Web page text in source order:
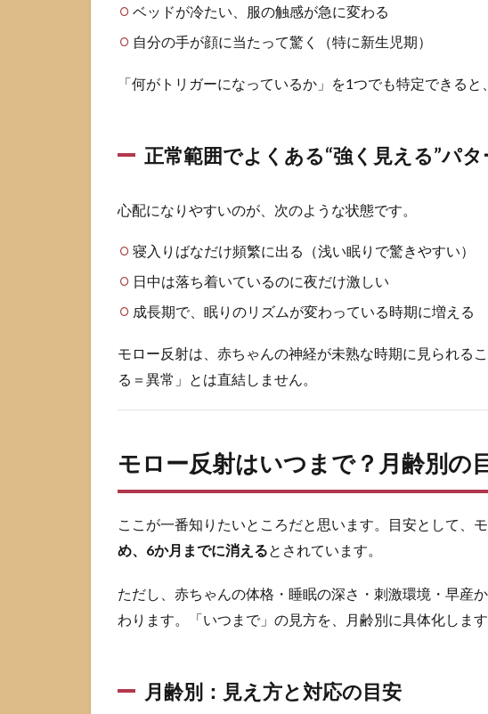
射は
ま
月齢
え方
月齢
見え
対応
の目
安
2.2
「早
えた
る」
「弱
がす
る」
は大
夫？
2.3
い」
ベッドが冷たい、服の触感が急に変わる
自分の手が顔に当たって驚く（特に新生児期）
「何がトリガーになっているか」を1つでも特定できると
正常範囲でよくある“強く見える”パタ
心配になりやすいのが、次のような状態です。
寝入りばなだけ頻繁に出る（浅い眠りで驚きやすい）
日中は落ち着いているのに夜だけ激しい
成長期で、眠りのリズムが変わっている時期に増える
モロー反射は、赤ちゃんの神経が未熟な時期に見られる
る＝異常」とは直結しません。
モロー反射はいつまで？月齢別の
ここが一番知りたいところだと思います。目安として、
め、6か月までに消える とされています。
ただし、赤ちゃんの体格・睡眠の深さ・刺激環境・早産
わります。「いつまで」の見方を、月齢別に具体化します
月齢別：見え方と対応の目安